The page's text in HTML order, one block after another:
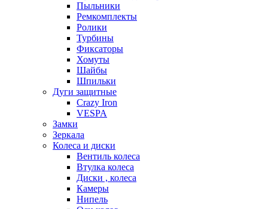
Пыльники
Ремкомплекты
Ролики
Турбины
Фиксаторы
Хомуты
Шайбы
Шпильки
Дуги защитные
Crazy Iron
VESPA
Замки
Зеркала
Колеса и диски
Вентиль колеса
Втулка колеса
Диски , колеса
Камеры
Нипель